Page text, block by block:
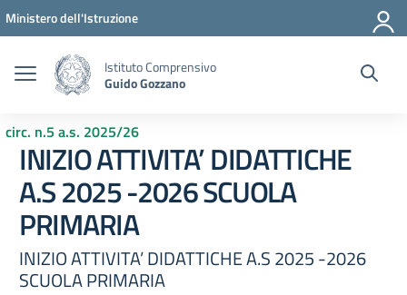
Vai ai contenuti
Vai al menu di navigazione
Vai al footer
Ministero dell'Istruzione
Istituto Comprensivo
Guido Gozzano
circ. n.5 a.s. 2025/26
INIZIO ATTIVITA’ DIDATTICHE
A.S 2025 -2026 SCUOLA
PRIMARIA
INIZIO ATTIVITA’ DIDATTICHE A.S 2025 -2026
SCUOLA PRIMARIA